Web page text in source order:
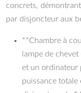
concrets,
par disjoncteur aux
**Chambre à
lampe de
et un ordinateur
puissance totale